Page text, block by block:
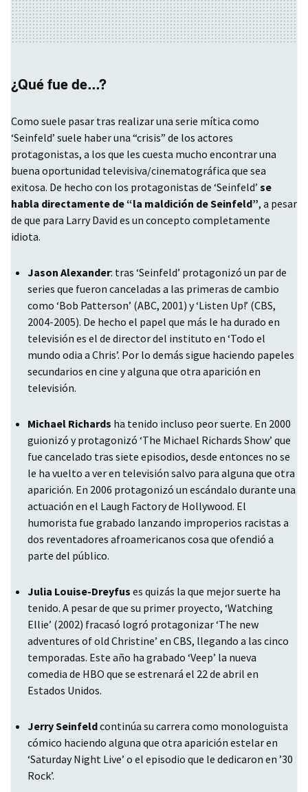
¿Qué fue de…?
Como suele pasar tras realizar una serie mítica como
‘Seinfeld’ suele haber una “crisis” de los actores
protagonistas, a los que les cuesta mucho encontrar una
buena oportunidad televisiva/cinematográfica que sea
exitosa. De hecho con los protagonistas de ‘Seinfeld’ se
habla directamente de “la maldición de Seinfeld”, a pesar
de que para Larry David es un concepto completamente
idiota.
Jason Alexander: tras ‘Seinfeld’ protagonizó un par de
series que fueron canceladas a las primeras de cambio
como ‘Bob Patterson’ (ABC, 2001) y ‘Listen Up!’ (CBS,
2004-2005). De hecho el papel que más le ha durado en
televisión es el de director del instituto en ‘Todo el
mundo odia a Chris’. Por lo demás sigue haciendo papeles
secundarios en cine y alguna que otra aparición en
televisión.
Michael Richards ha tenido incluso peor suerte. En 2000
guionizó y protagonizó ‘The Michael Richards Show’ que
fue cancelado tras siete episodios, desde entonces no se
le ha vuelto a ver en televisión salvo para alguna que otra
aparición. En 2006 protagonizó un escándalo durante una
actuación en el Laugh Factory de Hollywood. El
humorista fue grabado lanzando improperios racistas a
dos reventadores afroamericanos cosa que ofendió a
parte del público.
Julia Louise-Dreyfus es quizás la que mejor suerte ha
tenido. A pesar de que su primer proyecto, ‘Watching
Ellie’ (2002) fracasó logró protagonizar ‘The new
adventures of old Christine’ en CBS, llegando a las cinco
temporadas. Este año ha grabado ‘Veep’ la nueva
comedia de HBO que se estrenará el 22 de abril en
Estados Unidos.
Jerry Seinfeldcontinúa su carrera como monologuista
cómico haciendo alguna que otra aparición estelar en
‘Saturday Night Live’ o el episodio que le dedicaron en ’30
Rock’.